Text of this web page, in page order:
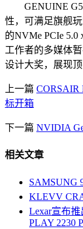
GENUINE
性，可满足旗舰
的NVMe PCIe
工作者的多媒体
设计大奖，展现顶
上一篇 CORSAIR
标开箱
下一篇 NVIDIA
相关文章
SAMSUNG
KLEVV
Lexar宣布
PLAY 2230